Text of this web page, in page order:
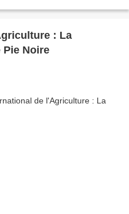
: La
Pie Noire